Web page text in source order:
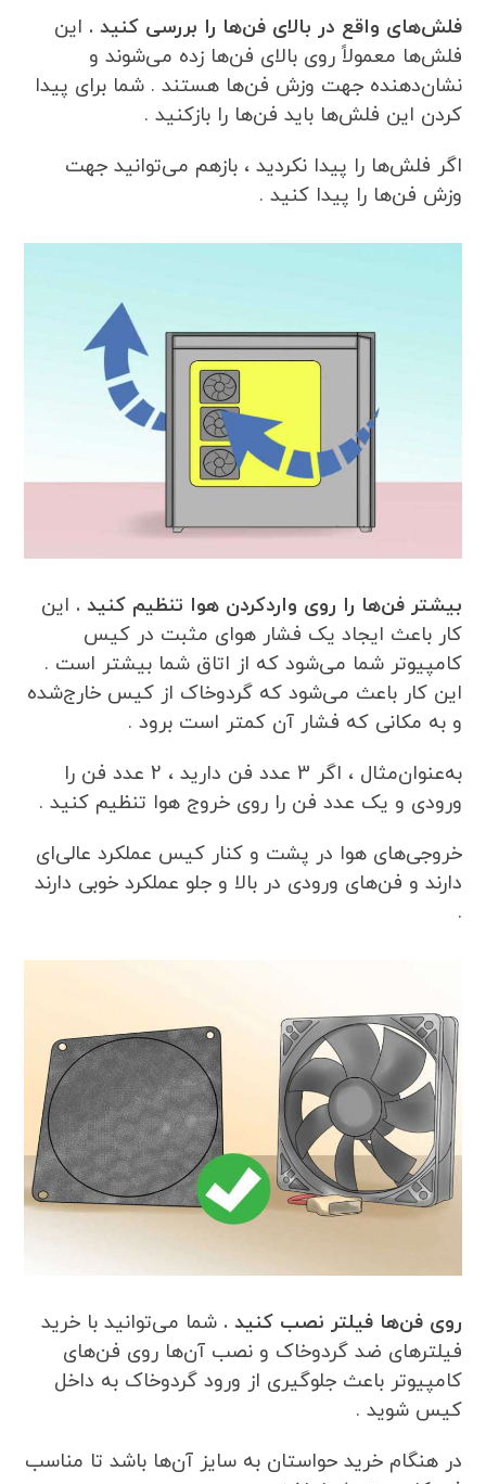
فلش‌های واقع در بالای فن‌ها را بررسی کنید . این
فلش‌ها معمولاً روی بالای فن‌ها زده می‌شوند و
نشان‌دهنده جهت وزش فن‌ها هستند . شما برای پیدا
کردن این فلش‌ها باید فن‌ها را بازکنید .
اگر فلش‌ها را پیدا نکردید ، بازهم می‌توانید جهت
وزش فن‌ها را پیدا کنید .
بیشتر فن‌ها را روی واردکردن هوا تنظیم کنید . این
کار باعث ایجاد یک فشار هوای مثبت در کیس
کامپیوتر شما می‌شود که از اتاق شما بیشتر است .
این کار باعث می‌شود که گردوخاک از کیس خارج‌شده
و به مکانی که فشار آن کمتر است برود .
به‌عنوان‌مثال ، اگر 3 عدد فن دارید ، 2 عدد فن را
ورودی و یک عدد فن را روی خروج هوا تنظیم کنید .
خروجی‌های هوا در پشت و کنار کیس عملکرد عالی‌ای
دارند و فن‌های ورودی در بالا و جلو عملکرد خوبی دارند
.
روی فن‌ها فیلتر نصب کنید . شما می‌توانید با خرید
فیلترهای ضد گردوخاک و نصب آن‌ها روی فن‌های
کامپیوتر باعث جلوگیری از ورود گردوخاک به داخل
کیس شوید .
در هنگام خرید حواستان به سایز آن‌ها باشد تا مناسب